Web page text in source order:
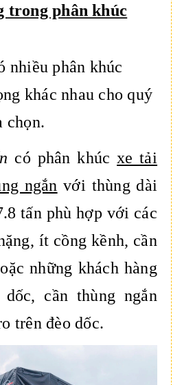
trong phân khúc
nhiều phân khúc
khác nhau cho quý
chọn.
có phân khúcxe tải
ngắn với thùng dài
tấn phù hợp với các
ít cồng kềnh, cần
những khách hàng
cần thùng ngắn
trên đèo dốc.